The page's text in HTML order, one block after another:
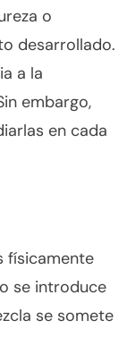
o
desarrollado.
a la
embargo,
en cada
físicamente
se introduce
se somete